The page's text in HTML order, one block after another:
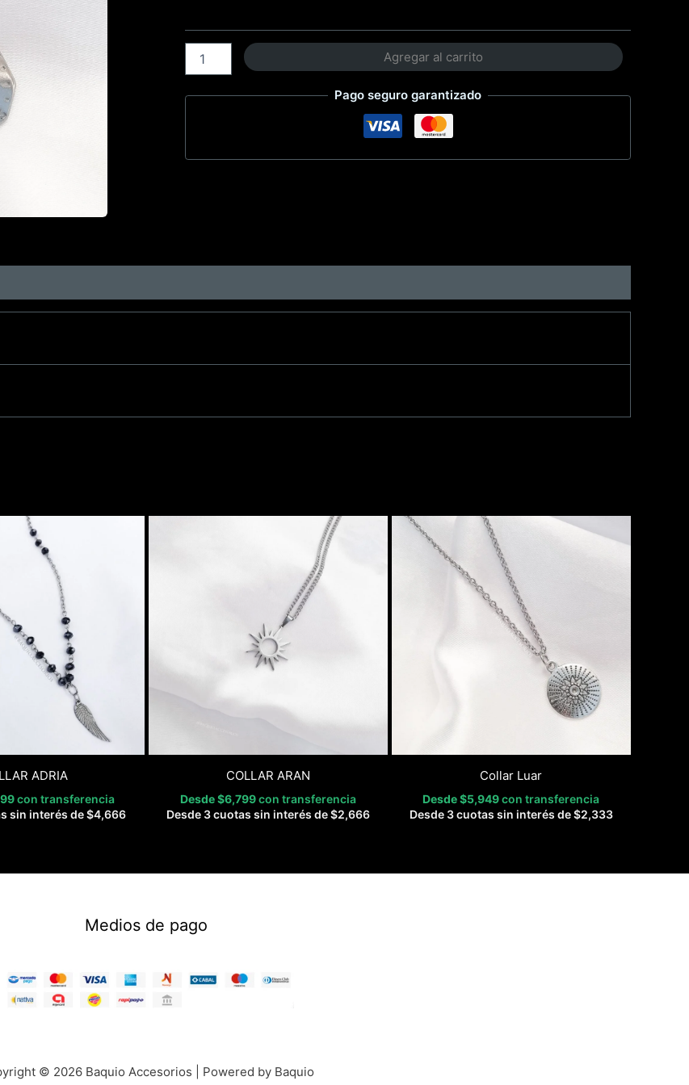
Agregar al carrito
Pago seguro garantizado
ADRIA
con transferencia
sin interés de$4,666
COLLAR ARAN
Desde$6,799con transferencia
Desde 3 cuotas sin interés de$2,666
Collar Luar
Desde$5,949con transferencia
Desde 3 cuotas sin interés de$2,333
Medios de pago
© 2026 Baquio Accesorios | Powered by Baquio